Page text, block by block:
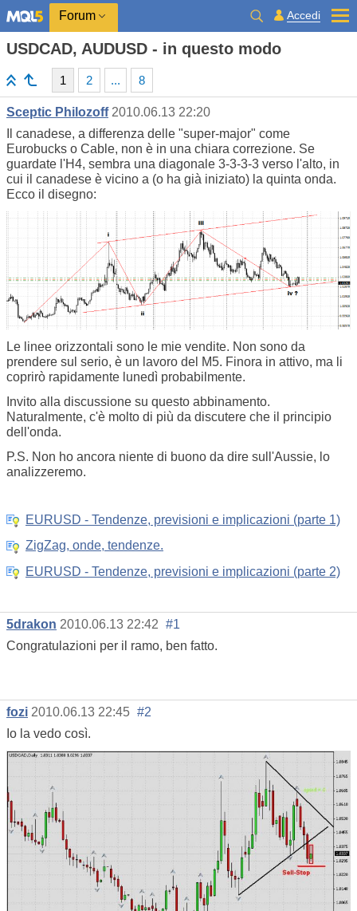
Forum Accedi
USDCAD, AUDUSD - in questo modo
1 2 ... 8
Sceptic Philozoff 2010.06.13 22:20
Il canadese, a differenza delle "super-major" come
Eurobucks o Cable, non è in una chiara correzione. Se
guardate l'H4, sembra una diagonale 3-3-3-3 verso l'alto, in
cui il canadese è vicino a (o ha già iniziato) la quinta onda.
Ecco il disegno:
Le linee orizzontali sono le mie vendite. Non sono da
prendere sul serio, è un lavoro del M5. Finora in attivo, ma li
coprirò rapidamente lunedì probabilmente.
Invito alla discussione su questo abbinamento.
Naturalmente, c'è molto di più da discutere che il principio
dell'onda.
P.S. Non ho ancora niente di buono da dire sull'Aussie, lo
analizzeremo.
EURUSD - Tendenze, previsioni e implicazioni (parte 1)
ZigZag, onde, tendenze.
EURUSD - Tendenze, previsioni e implicazioni (parte 2)
5drakon 2010.06.13 22:42 #1
Congratulazioni per il ramo, ben fatto.
fozi 2010.06.13 22:45 #2
Io la vedo così.